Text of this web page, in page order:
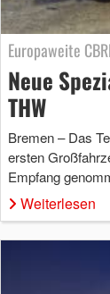
Europaweite
Neue
THW
Bremen – Das
ersten
Empfang
Weiterlesen